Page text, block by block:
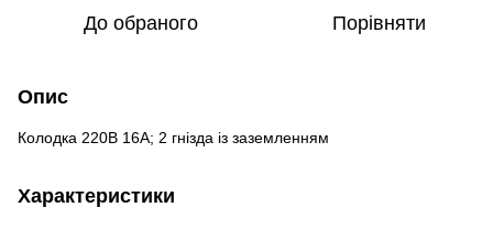
До обраного Порівняти
Опис
Колодка 220В 16А; 2 гнізда із заземленням
Характеристики